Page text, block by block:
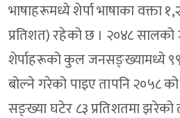
भाषाहरूमध्ये शेर्पा भाषाका वक्ता
प्रतिशत) रहेको छ । २०४८
शेर्पाहरूको कुल जनसङ्ख्यामध्ये
बोल्ने गरेको पाइए तापनि २०५८ को
सङ्ख्या घटेर ८३ प्रतिशतमा झरेको